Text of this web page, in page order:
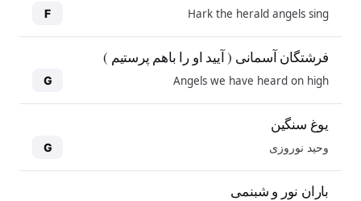
Hark the herald angels sing
F
فرشتگان آسمانی ( آیید او را باهم پرستیم )
Angels we have heard on high
G
یوغ سنگین
وحید نوروزی G
باران نور و شبنمی